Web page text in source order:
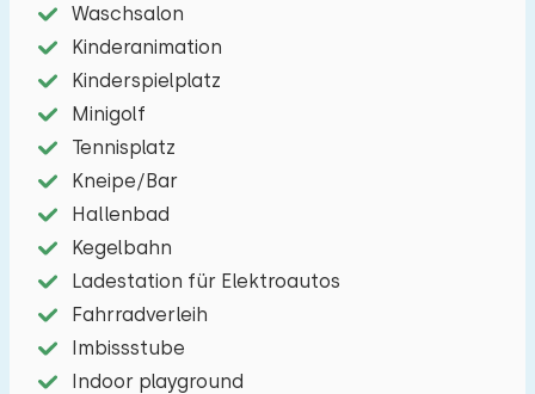
Waschsalon
Kinderanimation
Kinderspielplatz
Minigolf
Tennisplatz
Kneipe/Bar
Hallenbad
Kegelbahn
Ladestation für Elektroautos
Fahrradverleih
Imbissstube
Indoor playground